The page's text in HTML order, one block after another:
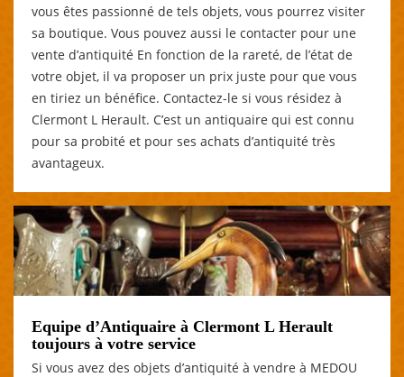
vous êtes passionné de tels objets, vous pourrez visiter
sa boutique. Vous pouvez aussi le contacter pour une
vente d’antiquité En fonction de la rareté, de l’état de
votre objet, il va proposer un prix juste pour que vous
en tiriez un bénéfice. Contactez-le si vous résidez à
Clermont L Herault. C’est un antiquaire qui est connu
pour sa probité et pour ses achats d’antiquité très
avantageux.
Equipe d’Antiquaire à Clermont L Herault
toujours à votre service
Si vous avez des objets d’antiquité à vendre à MEDOU